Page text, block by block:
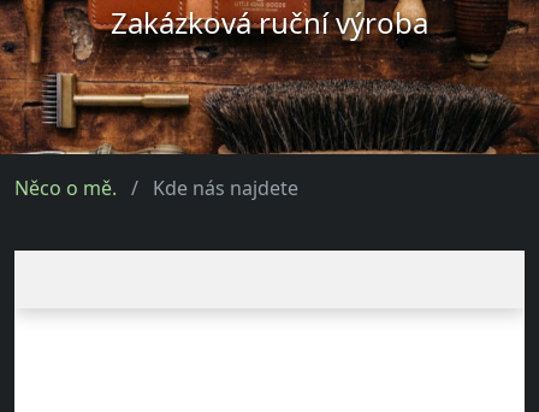
Zakázková ruční výroba
Něco o mě. Kde nás najdete